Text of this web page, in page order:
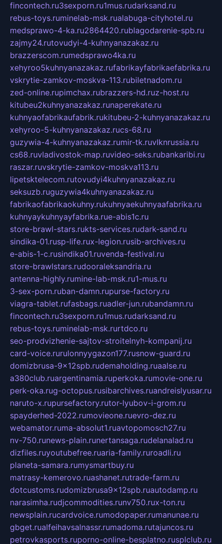
fincontech.ru3sexporn.ru1mus.rudarksand.ru
rebus-toys.ruminelab-msk.rualabuga-cityhotel.ru
medsprawo-4-ka.ru2864420.rublagodarenie-spb.ru
zajmy24.rutovudyi-4-kuhnyanazakaz.ru
brazzerscom.rumedsprawo4ka.ru
xehyroo5kuhnyanazakaz.rufabrikayfabrikaefabrika.ru
vskrytie-zamkov-moskva-113.rubiletnadom.ru
zed-online.rupimchax.rubrazzers-hd.ruz-host.ru
kitubeu2kuhnyanazakaz.runaperekate.ru
kuhnyaofabrikaufabrik.rukitubeu-2-kuhnyanazakaz.ru
xehyroo-5-kuhnyanazakaz.rucs-68.ru
guzywia-4-kuhnyanazakaz.rumir-tk.ruvlknrussia.ru
cs68.ruvladivostok-map.ruvideo-seks.rubankaribi.ru
raszar.ruvskrytie-zamkov-moskva113.ru
lipetsktelecom.rutovudyi4kuhnyanazakaz.ru
seksuzb.ruguzywia4kuhnyanazakaz.ru
fabrikaofabrikaokuhny.rukuhnyaekuhnyaafabrika.ru
kuhnyaykuhnyayfabrika.rue-abis1c.ru
store-brawl-stars.rukts-services.rudark-sand.ru
sindika-01.rusp-life.rux-legion.rusib-archives.ru
e-abis-1-c.rusindika01.ruvenda-festival.ru
store-brawlstars.rudooraleksandria.ru
antenna-highly.rumine-lab-msk.ru1-mus.ru
3-sex-porn.ruban-damn.rupurse-factory.ru
viagra-tablet.rufasbags.ruadler-jun.rubandamn.ru
fincontech.ru3sexporn.ru1mus.rudarksand.ru
rebus-toys.ruminelab-msk.rurtdco.ru
seo-prodvizhenie-sajtov-stroitelnyh-kompanij.ru
card-voice.rurulonnyygazon177.rusnow-guard.ru
domizbrusa-9x12spb.rudemaholding.ruaalse.ru
a380club.ruargentinamia.ruperkoka.rumovie-one.ru
perk-oka.rug-octopus.rusibarchives.ruandreislyusar.ru
naruto-x.rupursefactory.rutor-lyubov-i-grom.ru
spayderhed-2022.rumovieone.ruevro-dez.ru
webamator.ruma-absolut1.ruavtopomosch27.ru
nv-750.runews-plain.runertansaga.rudelanalad.ru
dizfiles.ruyoutubefree.ruaria-family.ruroadli.ru
planeta-samara.rumysmartbuy.ru
matrasy-kemerovo.ruashanet.rutrade-farm.ru
dotcustoms.rudomizbrusa9x12spb.ruautodamp.ru
narasimha.rudjcommodities.runv750.rux-ton.ru
newsplain.rucardvoice.rumodopaper.rumanunae.ru
gbget.rualfeihavsalnassr.rumadoma.rutajuncos.ru
petrovkasports.ruporno-online-besplatno.rusplclub.ru